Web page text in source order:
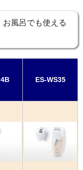
お風呂でも使える
ES-WS35